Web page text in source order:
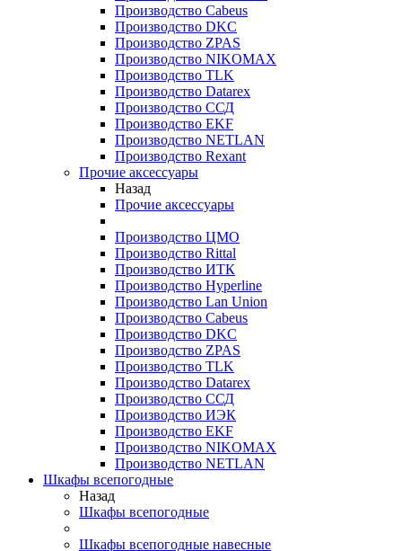
Производство Cabeus
Производство DKC
Производство ZPAS
Производство NIKOMAX
Производство TLK
Производство Datarex
Производство ССД
Производство EKF
Производство NETLAN
Производство Rexant
Прочие аксеcсуары
Назад
Прочие аксеcсуары
Производство ЦМО
Производство Rittal
Производство ИТК
Производство Hyperline
Производство Lan Union
Производство Cabeus
Производство DKC
Производство ZPAS
Производство TLK
Производство Datarex
Производство ССД
Производство ИЭК
Производство EKF
Производство NIKOMAX
Производство NETLAN
Шкафы всепогодные
Назад
Шкафы всепогодные
Шкафы всепогодные навесные